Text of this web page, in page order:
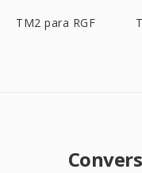
TM2 para RGF